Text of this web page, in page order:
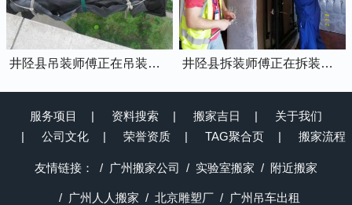
井陉县吊装师傅正在吊装物品上楼 井陉县拆装师傅正在拆装家具
服务项目 资料搜索 搬家吉日
关于我们
公司文化
荣誉资质 TAG聚合页 搬家流程
友情链接： 广州搬家公司 实验室搬家 附近搬家
广州人人搬家 北京雕塑厂 广州吊车出租